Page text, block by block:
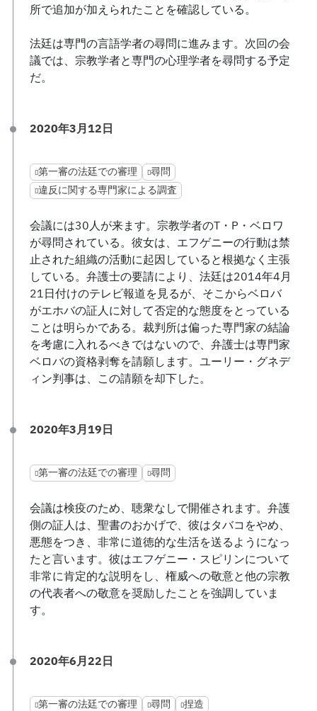
所で追加が加えられたことを確認している。
法廷は専門の言語学者の尋問に進みます。次回の会
議では、宗教学者と専門の心理学者を尋問する予定
だ。
2020年3月12日
第一審の法廷での審理
尋問
違反に関する専門家による調査
会議には30人が来ます。宗教学者のT・P・ベロワ
が尋問されている。彼女は、エフゲニーの行動は禁
止された組織の活動に起因していると根拠なく主張
している。弁護士の要請により、法廷は2014年4月
21日付けのテレビ報道を見るが、そこからベロバ
がエホバの証人に対して否定的な態度をとっている
ことは明らかである。裁判所は偏った専門家の結論
を考慮に入れるべきではないので、弁護士は専門家
ベロバの資格剥奪を請願します。ユーリー・グネデ
ィン判事は、この請願を却下した。
2020年3月19日
第一審の法廷での審理 尋問
会議は検疫のため、聴衆なしで開催されます。弁護
側の証人は、聖書のおかげで、彼はタバコをやめ、
悪態をつき、非常に道徳的な生活を送るようになっ
たと言います。彼はエフゲニー・スピリンについて
非常に肯定的な説明をし、権威への敬意と他の宗教
の代表者への敬意を奨励したことを強調していま
す。
2020年6月22日
第一審の法廷での審理 尋問 捏造